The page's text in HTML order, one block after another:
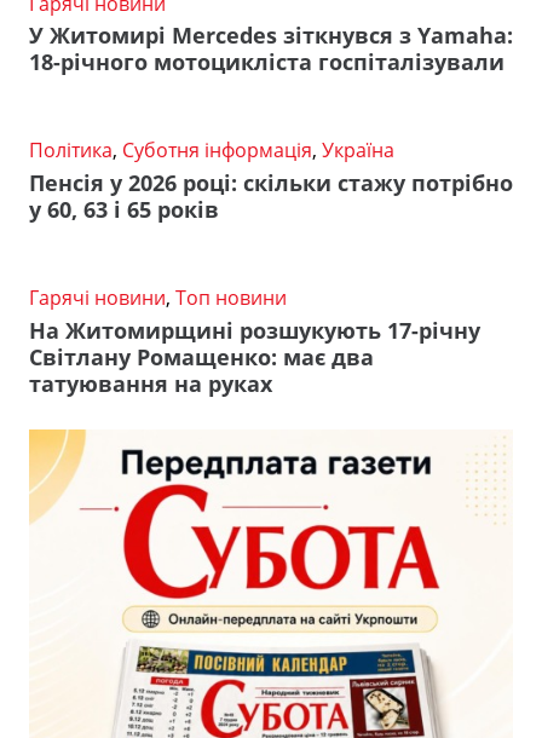
У Житомирі Mercedes зіткнувся з Yamaha:
18-річного мотоцикліста госпіталізували
Політика, Суботня інформація, Україна
Пенсія у 2026 році: скільки стажу потрібно
у 60, 63 і 65 років
Гарячі новини, Топ новини
На Житомирщині розшукують 17-річну
Світлану Ромащенко: має два
татуювання на руках